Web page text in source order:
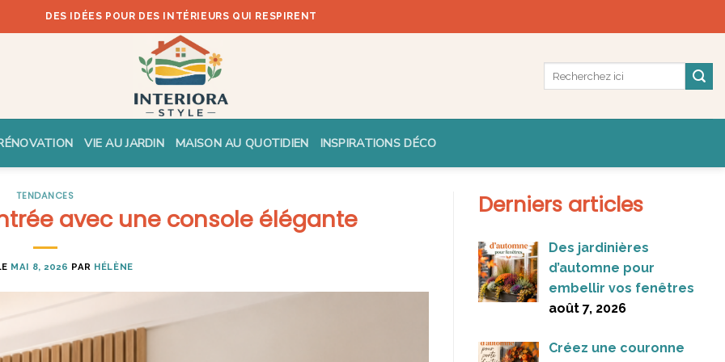
DES IDÉES POUR DES INTÉRIEURS QUI RESPIRENT
VIE AU JARDIN MAISON AU QUOTIDIEN INSPIRATIONS DÉCO
TENDANCES
avec une console élégante
MAI 8, 2026 PAR HÉLÈNE
Derniers articles
Des jardinières
d’automne pour
embellir vos fenêtres
août 7, 2026
Créez une couronne